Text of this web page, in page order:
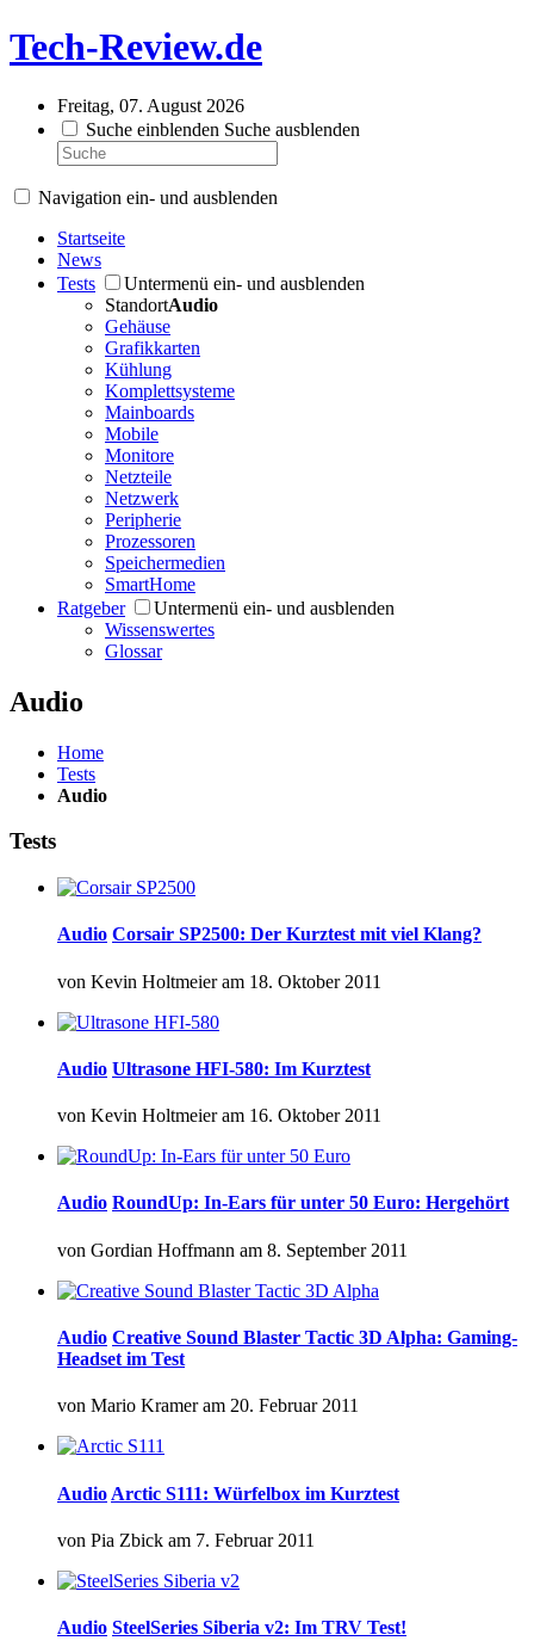
Tech-Review.de
Freitag, 07. August 2026
Suche einblenden Suche ausblenden
Navigation ein- und ausblenden
Startseite
News
Tests
Untermenü ein- und ausblenden
StandortAudio
Gehäuse
Grafikkarten
Kühlung
Komplettsysteme
Mainboards
Mobile
Monitore
Netzteile
Netzwerk
Peripherie
Prozessoren
Speichermedien
SmartHome
Ratgeber
Untermenü ein- und ausblenden
Wissenswertes
Glossar
Audio
Home
Tests
Audio
Tests
Audio Corsair SP2500: Der Kurztest mit viel Klang?
von Kevin Holtmeieram 18. Oktober 2011
Audio Ultrasone HFI-580: Im Kurztest
von Kevin Holtmeieram 16. Oktober 2011
Audio RoundUp: In-Ears für unter 50 Euro: Hergehört
von Gordian Hoffmann am 8. September 2011
Audio Creative Sound Blaster Tactic 3D Alpha: Gaming-
Headset im Test
von Mario Krameram 20. Februar 2011
Audio Arctic S111: Würfelbox im Kurztest
von Pia Zbick am 7. Februar 2011
Audio SteelSeries Siberia v2: Im TRV Test!